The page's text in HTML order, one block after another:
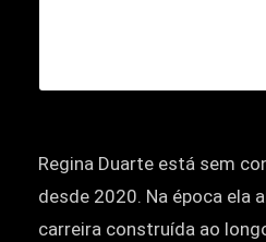
Regina Duarte está sem
desde 2020. Na época ela
carreira construída ao